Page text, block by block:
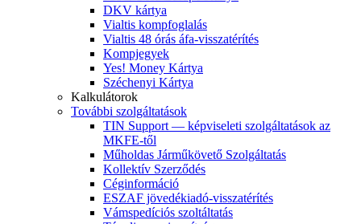
DKV kártya
Vialtis kompfoglalás
Vialtis 48 órás áfa-visszatérítés
Kompjegyek
Yes! Money Kártya
Széchenyi Kártya
Kalkulátorok
További szolgáltatások
TIN Support — képviseleti szolgáltatások az
MKFE-től
Műholdas Járműkövető Szolgáltatás
Kollektív Szerződés
Céginformáció
ESZAF jövedékiadó-visszatérítés
Vámspedíciós szoltáltatás